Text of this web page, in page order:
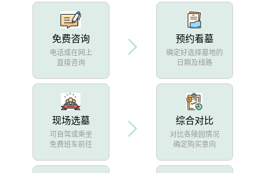
免费咨询
电话或在网上
直接咨询
预约看墓
确定好选择墓地的
日期及线路
现场选墓
可自驾或乘坐
免费班车前往
综合对比
对比各陵园情况
确定购买意向